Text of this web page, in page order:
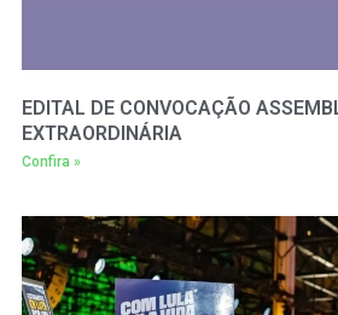
EDITAL DE CONVOCAÇÃO
EXTRAORDINÁRIA
Confira »